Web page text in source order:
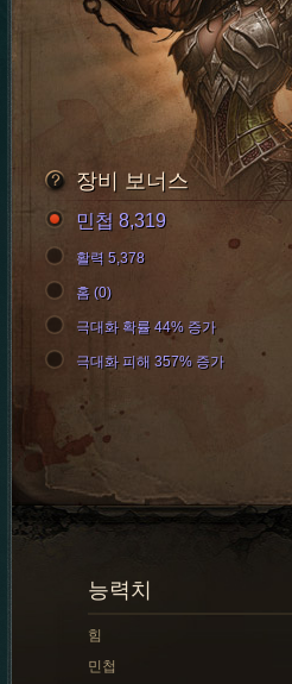
장비 보너스
민첩 8,319
활력 5,378
홈 (0)
극대화 확률 44% 증가
극대화 피해 357% 증가
능력치
힘
민첩